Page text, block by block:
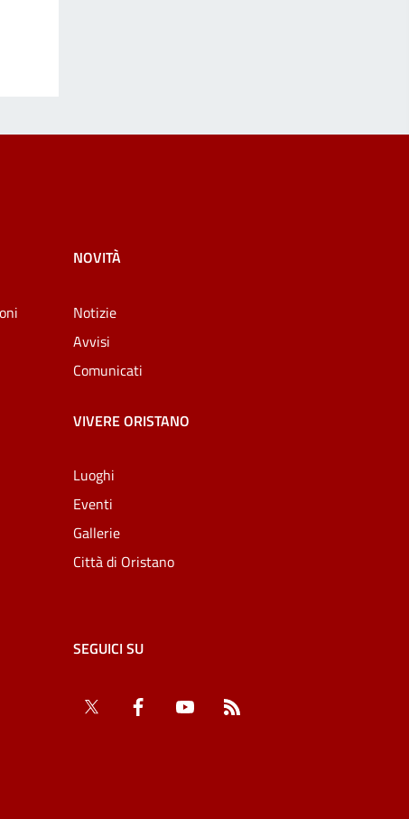
NOVITÀ
Notizie
Avvisi
Comunicati
VIVERE ORISTANO
Luoghi
Eventi
Gallerie
Città di Oristano
SEGUICI SU
Twitter Facebook YouTube